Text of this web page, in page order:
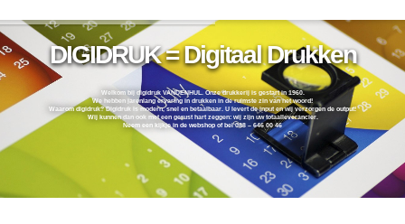
Welkom bij digidruk VANDENHUL. Onze drukkerij is gestart in 1960.
We hebben jarenlang ervaring in drukken in de ruimste zin van het woord!
Waarom digidruk? Digidruk is modern, snel en betaalbaar. U levert de input en wij verzorgen de output!
Wij kunnen dan ook met een gerust hart zeggen: wij zijn uw totaalleverancier.
Neem een kijkje in de webshop of bel 088 – 646 00 46
DIGIDRUK = Digitaal Drukken